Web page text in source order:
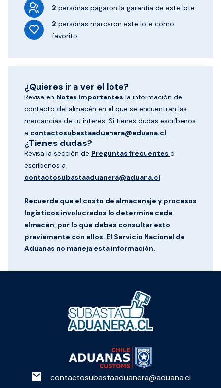
2 personas pagaron la garantía de este lote
2 personas marcaron este lote como
favorito
¿Quieres ir a ver el lote?
Revisa en Notas Importantes la información de
contacto del almacén en el que se encuentran las
mercancías de tu interés. Si tienes dudas escríbenos
a contactosubastaaduanera@aduana.cl
¿Tienes dudas?
Revisa la sección de Preguntas frecuentes o
escríbenos a
contactosubastaaduanera@aduana.cl
Recuerda que el costo de almacenaje y procesos
logísticos involucrados lo determina cada
almacén, por lo que debes consultar esto
previamente con ellos. El Servicio Nacional de
Aduanas no maneja esta información.
contactosubastaaduanera@aduana.cl